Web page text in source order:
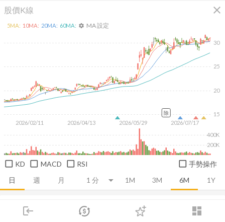
login dashboard
市場 登入
股價K線 close
日 週 月 1M 3M 6M 1Y
2026/02/11 2026/04/13 2026/05/29 2026/07/17
15
20
25
30
200K
400K
5MA: 10MA: 20MA: 60MA: settings MA 設定
除
KD MACD RSI 手勢操作
推薦卡片 消息面 財務報